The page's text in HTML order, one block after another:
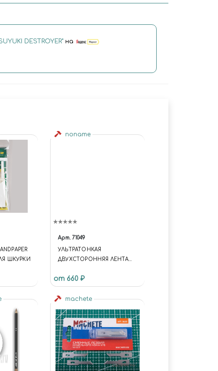
DESTROYER"на
ШКУРКИ
noname
Арт. 71049
УЛЬТРАТОНКАЯ
ДВУХСТОРОННЯЯ ЛЕНТА
[СИЛЬНОКЛЕЯЩИЙСЯ ТИП,
ШИРИНА 0,5 ММ X ДЛИНА 5
М]
от 660 ₽
machete